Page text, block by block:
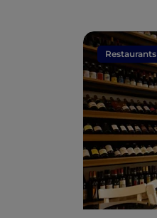
Restaurants